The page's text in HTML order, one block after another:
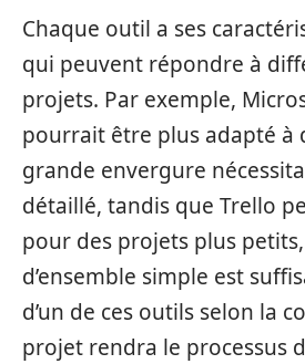
Chaque outil a ses
qui peuvent répondre à
projets. Par exemple,
pourrait être plus adapté à
grande envergure
détaillé, tandis que Trello
pour des projets plus
d’ensemble simple est
d’un de ces outils selon la
projet rendra le processus